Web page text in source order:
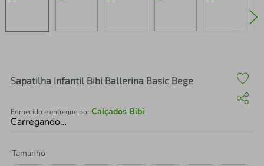
Sapatilha Infantil Bibi Ballerina Basic Bege
Fornecido e entregue porCalçados Bibi
Carregando…
Tamanho